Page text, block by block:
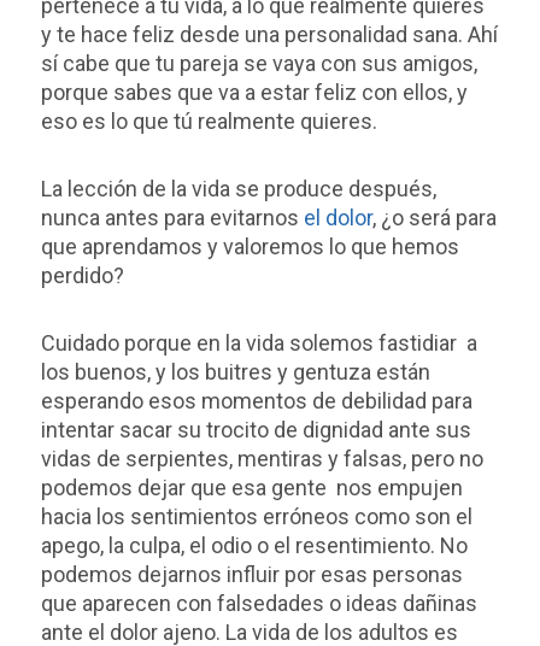
pertenece a tu vida, a lo que realmente quieres
y te hace feliz desde una personalidad sana. Ahí
sí cabe que tu pareja se vaya con sus amigos,
porque sabes que va a estar feliz con ellos, y
eso es lo que tú realmente quieres.
La lección de la vida se produce después,
nunca antes para evitarnos el dolor, ¿o será para
que aprendamos y valoremos lo que hemos
perdido?
Cuidado porque en la vida solemos fastidiar a
los buenos, y los buitres y gentuza están
esperando esos momentos de debilidad para
intentar sacar su trocito de dignidad ante sus
vidas de serpientes, mentiras y falsas, pero no
podemos dejar que esa gente nos empujen
hacia los sentimientos erróneos como son el
apego, la culpa, el odio o el resentimiento. No
podemos dejarnos influir por esas personas
que aparecen con falsedades o ideas dañinas
ante el dolor ajeno. La vida de los adultos es